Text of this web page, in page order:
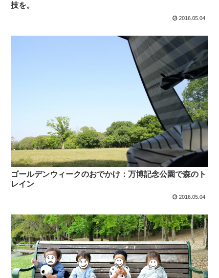
技を。
2016.05.04
ゴールデンウィークのおでかけ：万博記念公園で森のト
レイン
2016.05.04